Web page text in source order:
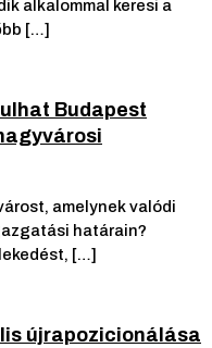
alkalommal keresi a
[…]
Budapest
amelynek valódi
határain?
[…]
újrapozicionálása